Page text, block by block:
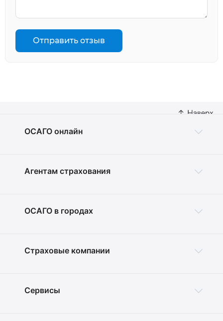
Отправить отзыв
ОСАГО онлайн
Агентам страхования
ОСАГО в городах
Страховые компании
Сервисы